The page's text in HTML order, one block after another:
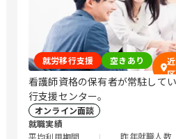
就労移行支援 空きあり
看護師資格の保有者が常駐して
行支援センター。
オンライン面談
就職実績
平均利用期間
昨年就職人数